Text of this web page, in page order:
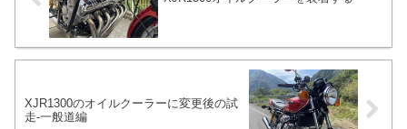
XJR1300のオイルクーラーに変更後の試
走-一般道編